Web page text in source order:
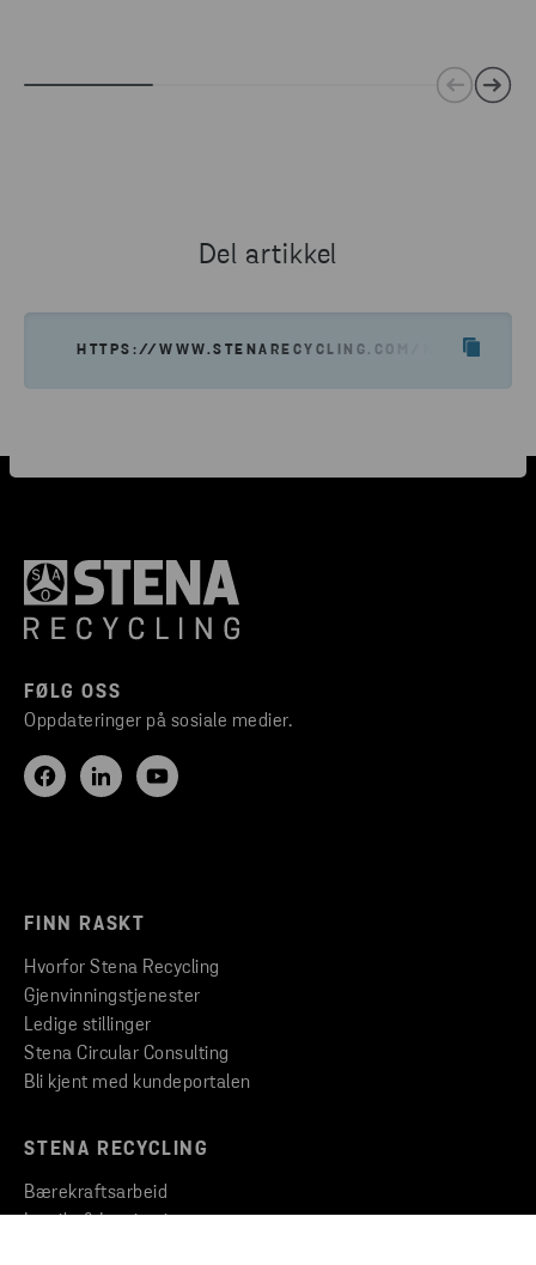
Del artikkel
HTTPS://WWW.STENARECYCLING.COM/NO/OM-
FØLG OSS
Oppdateringer på sosiale medier.
FINN RASKT
Hvorfor Stena Recycling
Gjenvinningstjenester
Ledige stillinger
Stena Circular Consulting
Bli kjent med kundeportalen
STENA RECYCLING
Bærekraftsarbeid